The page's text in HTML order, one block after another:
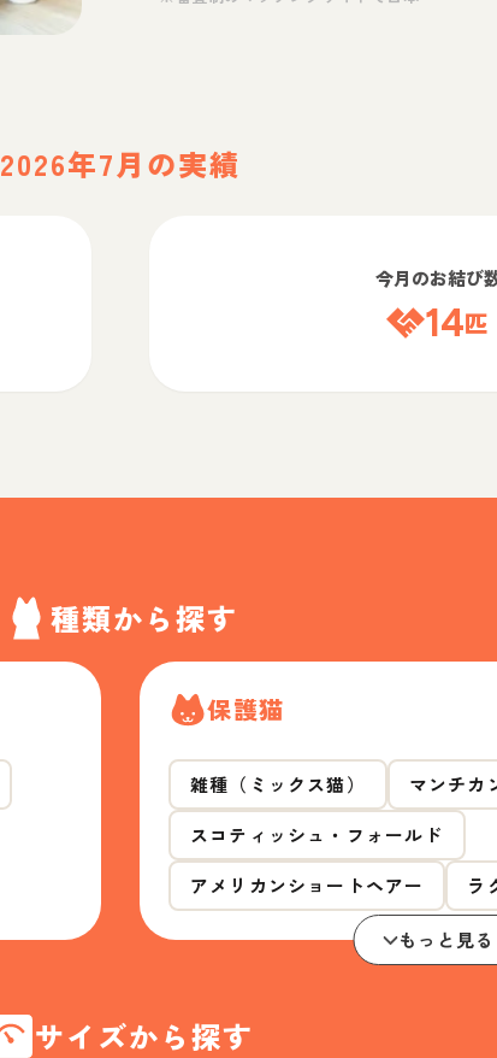
2026年7月の実績
今月のお結び
14匹
種類から探す
保護猫
雑種（ミックス猫）
マンチカ
スコティッシュ・フォールド
アメリカンショートヘアー
ラ
もっと見る
サイズから探す